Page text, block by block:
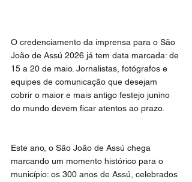
O credenciamento da imprensa para o São
João de Assú 2026 já tem data marcada: de
15 a 20 de maio. Jornalistas, fotógrafos e
equipes de comunicação que desejam
cobrir o maior e mais antigo festejo junino
do mundo devem ficar atentos ao prazo.
Este ano, o São João de Assú chega
marcando um momento histórico para o
município: os 300 anos de Assú, celebrados